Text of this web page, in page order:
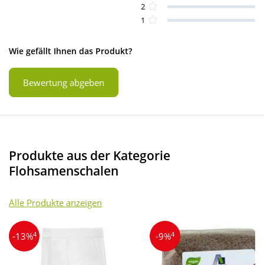
2
1
Wie gefällt Ihnen das Produkt?
Bewertung abgeben
Produkte aus der Kategorie
Flohsamenschalen
Alle Produkte anzeigen
-13%4 -9%4